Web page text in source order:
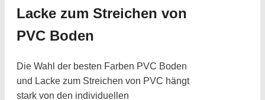
Lacke zum Streichen von
PVC Boden
Die Wahl der besten Farben PVC Boden
und Lacke zum Streichen von PVC hängt
stark von den individuellen